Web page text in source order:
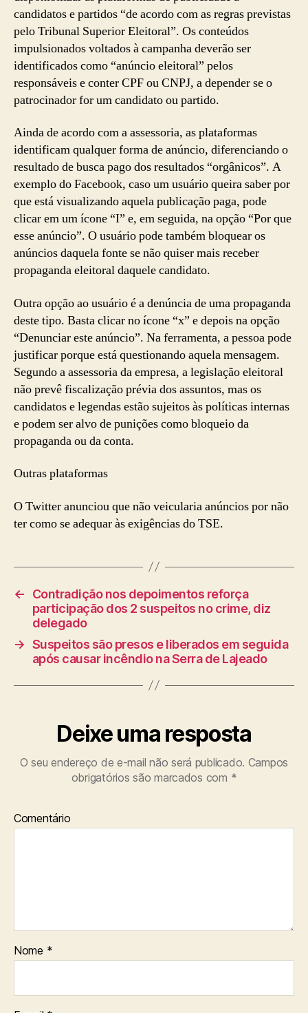
candidatos e partidos “de acordo com as regras previstas
pelo Tribunal Superior Eleitoral”. Os conteúdos
impulsionados voltados à campanha deverão ser
identificados como “anúncio eleitoral” pelos
responsáveis e conter CPF ou CNPJ, a depender se o
patrocinador for um candidato ou partido.
Ainda de acordo com a assessoria, as plataformas
identificam qualquer forma de anúncio, diferenciando o
resultado de busca pago dos resultados “orgânicos”. A
exemplo do Facebook, caso um usuário queira saber por
que está visualizando aquela publicação paga, pode
clicar em um ícone “I” e, em seguida, na opção “Por que
esse anúncio”. O usuário pode também bloquear os
anúncios daquela fonte se não quiser mais receber
propaganda eleitoral daquele candidato.
Outra opção ao usuário é a denúncia de uma propaganda
deste tipo. Basta clicar no ícone “x” e depois na opção
“Denunciar este anúncio”. Na ferramenta, a pessoa pode
justificar porque está questionando aquela mensagem.
Segundo a assessoria da empresa, a legislação eleitoral
não prevê fiscalização prévia dos assuntos, mas os
candidatos e legendas estão sujeitos às políticas internas
e podem ser alvo de punições como bloqueio da
propaganda ou da conta.
Outras plataformas
O Twitter anunciou que não veicularia anúncios por não
ter como se adequar às exigências do TSE.
←
Contradição nos depoimentos reforça
participação dos 2 suspeitos no crime, diz
delegado
→ Suspeitos são presos e liberados em seguida
após causar incêndio na Serra de Lajeado
Deixe uma resposta
O seu endereço de e-mail não será publicado. Campos
obrigatórios são marcados com *
Comentário
Nome *